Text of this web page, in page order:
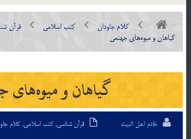
کلام جاودان کتب اسلامی
قرآن
گیاهان و میوه‌های جهنمی
گیاهان و میوه‌های
خادم اهل البیت قرآن شناسی,کتب اسلامی,کلام